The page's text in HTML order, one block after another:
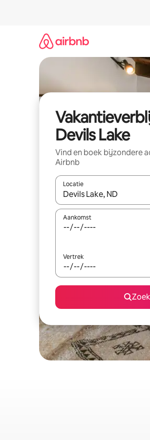
Devils Lake
Vind en boek bijzondere
Airbnb
Locatie
Wanneer er resultaten
Aankomst
Vertrek